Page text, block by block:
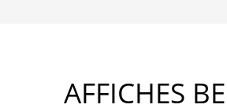
AFFICHES